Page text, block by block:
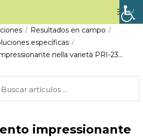
/ Resultados en campo /
específicas /
nella varietà PRI-23…
impressionante